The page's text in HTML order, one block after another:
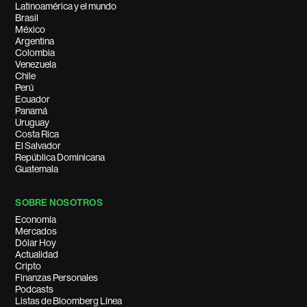
Latinoamérica y el mundo
Brasil
México
Argentina
Colombia
Venezuela
Chile
Perú
Ecuador
Panamá
Uruguay
Costa Rica
El Salvador
República Dominicana
Guatemala
SOBRE NOSOTROS
Economía
Mercados
Dólar Hoy
Actualidad
Cripto
Finanzas Personales
Podcasts
Listas de Bloomberg Línea